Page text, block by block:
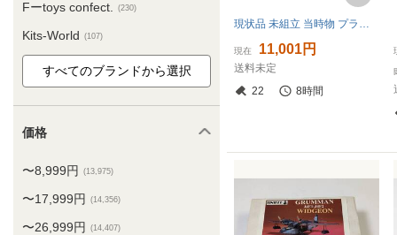
Fーtoys confect. (230)
Kits-World (107)
価格
〜8,999円 (13,975)
〜17,999円 (14,356)
〜26,999円 (14,407)
現状品 未組立 当時物 プラモデル 戦闘機 世界の複葉機おまとめ 24個 レベル マルサン ハセガワ オオタキ AIRFIX アメリカ ドイツ イギリス
現在 11,001円
送料未定
22
8時間